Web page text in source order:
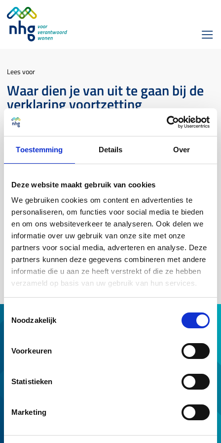
Toestemming Details Over
Deze website maakt gebruik van cookies
We gebruiken cookies om content en advertenties te
personaliseren, om functies voor social media te bieden
en om ons websiteverkeer te analyseren. Ook delen we
informatie over uw gebruik van onze site met onze
partners voor social media, adverteren en analyse. Deze
partners kunnen deze gegevens combineren met andere
informatie die u aan ze heeft verstrekt of die ze hebben
verzameld op basis van uw gebruik van hun services.
Noodzakelijk
Voorkeuren
Statistieken
Marketing
Lees voor
Waar dien je van uit te gaan bij de
verklaring voortzetting
dienstverband op de
werkgeversverklaring? Als er
sprake is van een verlenging en
deze is aangekruist: is er dan wel
Inkomen
Alleen als het vakje ‘Ja, voor onbepaalde tijd’ is aangekruist, is
sprake van een intentieverklaring in de zin vanVoorwaarden en
normen C.7.5en kan het inkomen voor de gehele looptijd van de
lening in de toetsing worden betrokken.
Hypotheek met NHG
NHG op maat
Download & tools
Over ons